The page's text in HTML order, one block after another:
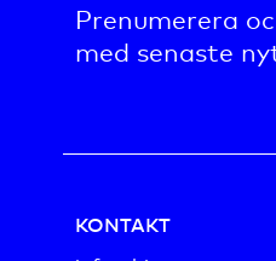
Prenumerera
med senaste
KONTAKT